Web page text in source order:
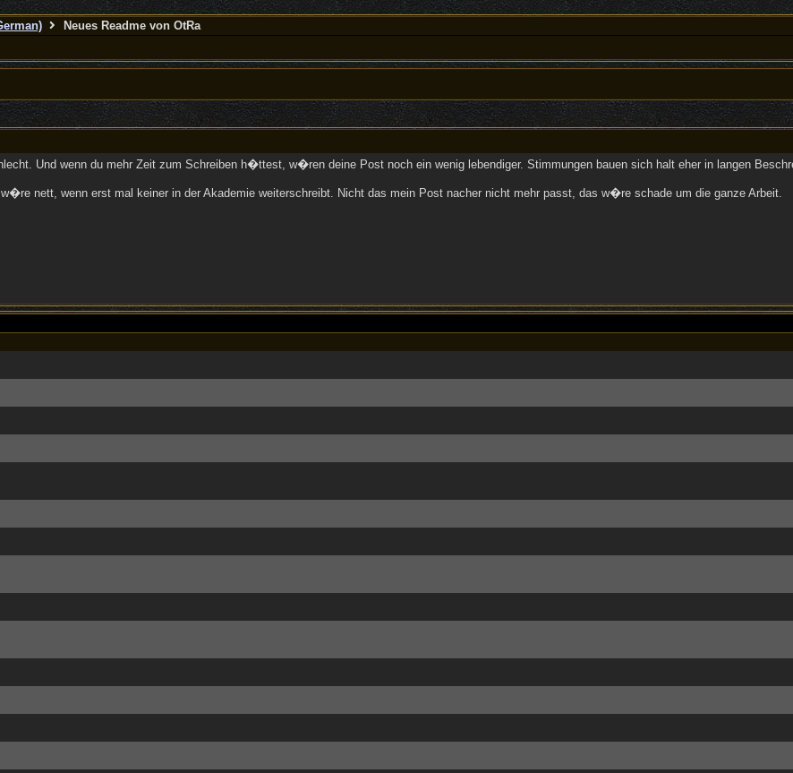
Neues Readme von OtRa
Und wenn du mehr Zeit zum Schreiben h�ttest, w�ren deine Post noch ein wenig lebendiger. Stimmungen bauen sich halt eher in langen
nett, wenn erst mal keiner in der Akademie weiterschreibt. Nicht das mein Post nacher nicht mehr passt, das w�re schade um die ganze Arbeit.